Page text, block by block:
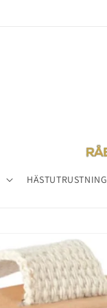
HÄSTUTRUSTNING